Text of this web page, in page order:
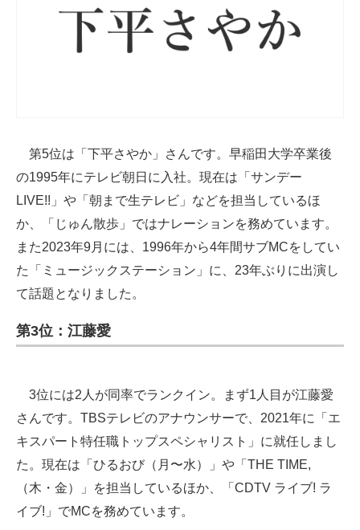
第5位は「下平さやか」さんです。早稲田大学卒業後
の1995年にテレビ朝日に入社。現在は「サンデー
LIVE!!」や「朝まで生テレビ」などを担当しているほ
か、「じゅん散歩」ではナレーションを務めています。
また2023年9月には、1996年から4年間サブMCをしてい
た「ミュージックステーション」に、23年ぶりに出演し
て話題となりました。
第3位：江藤愛
3位には2人が同率でランクイン。まず1人目が江藤愛
さんです。TBSテレビのアナウンサーで、2021年に「エ
キスパート特任職トップスペシャリスト」に就任しまし
た。現在は「ひるおび（月〜水）」や「THE TIME,
（木・金）」を担当しているほか、「CDTV ライブ! ラ
イブ!」でMCを務めています。